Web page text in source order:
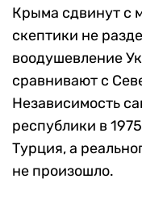
Крыма сдвинут с
скептики не
воодушевление
сравнивают с
Независимость
республики в
Турция, а
не произошло.